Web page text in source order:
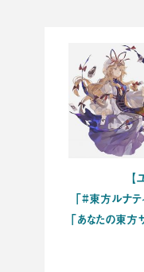
「#東方ルナテ
「あなたの東方